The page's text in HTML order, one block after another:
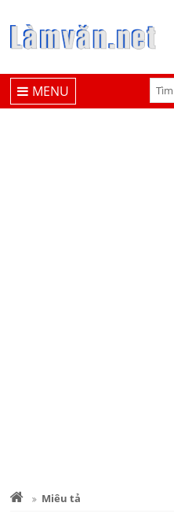
MENU
Miêu tả